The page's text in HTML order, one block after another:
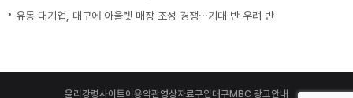
유통 대기업, 대구에 아울렛 매장 조성 경쟁···기대 반 우려 반
윤리강령사이트이용약관영상자료구입 대구MBC 광고안내